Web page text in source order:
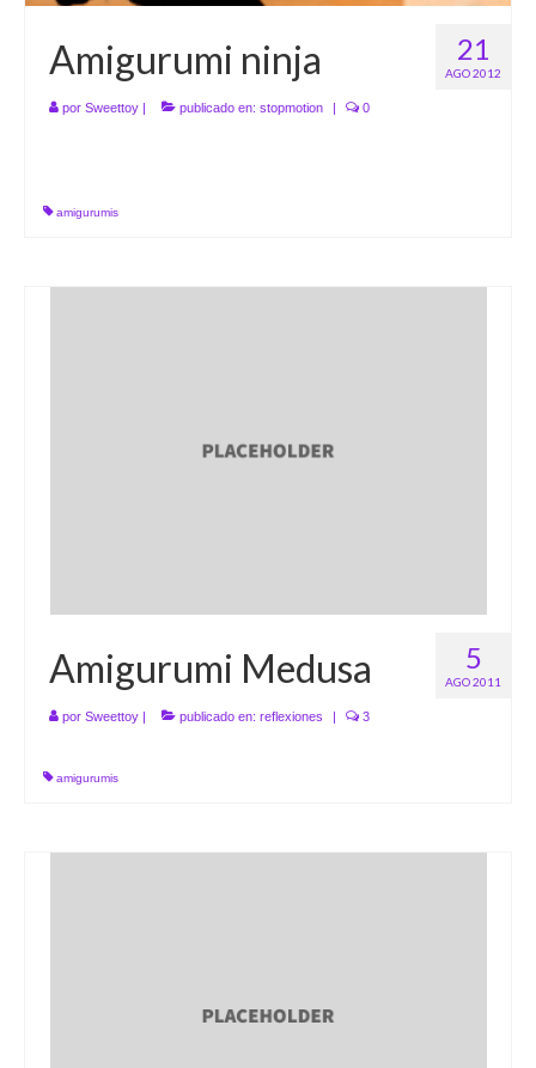
21
AGO 2012
Amigurumi ninja
por Sweettoy | publicado en: stopmotion | 0
amigurumis
5
AGO 2011
Amigurumi Medusa
por Sweettoy | publicado en: reflexiones | 3
amigurumis